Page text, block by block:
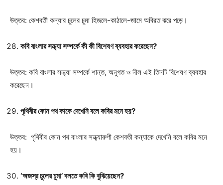
উত্তর: কেশবতী কন্যার চুলের চুমা হিজলে-কাঠালে-জামে অবিরত ঝরে পড়ে।
কবি বাংলার সন্ধ্যা সম্পর্কে কী কী বিশেষণ ব্যবহার করেছেন?
উত্তর: কবি বাংলার সন্ধ্যা সম্পর্কে শান্ত, অনুগত ও নীল এই তিনটি বিশেষণ ব্যবহার
করেছেন।
পৃথিবীর কোন পথ কাকে দেখেনি বলে কবির মনে হয়?
উত্তর: পৃথিবীর কোন পথ বাংলার সন্ধ্যারুপী কেশবতী কন্যাকে দেখেনি বলে কবির মনে
হয়।
‘অজস্র চুলের চুমা’ বলতে কবি কি বুঝিয়েছেন?